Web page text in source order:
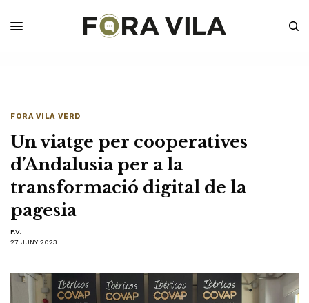
FORA VILA VERD
Un viatge per cooperatives
d’Andalusia per a la
transformació digital de la
pagesia
F.V.
27 JUNY 2023